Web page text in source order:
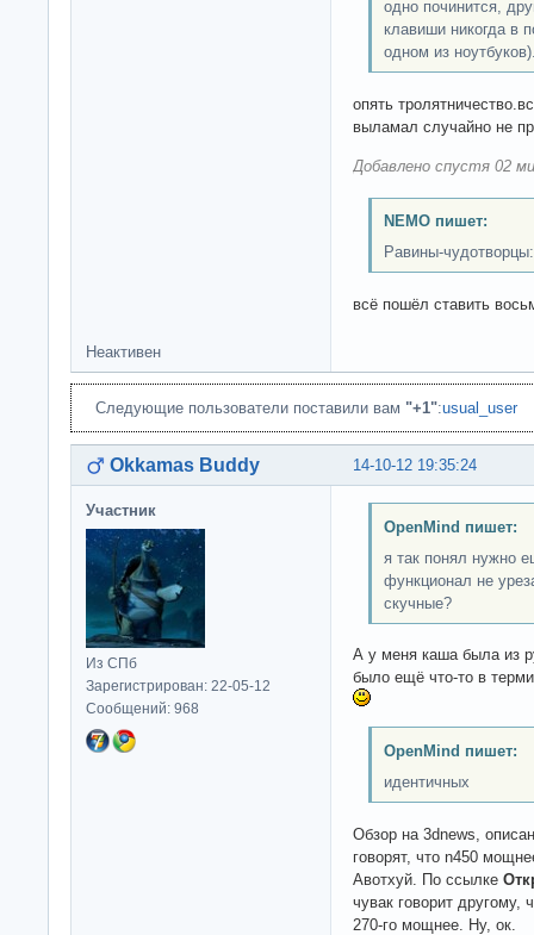
одно починится,
клавиши никогда в
одном из
опять
выламал случайно не
Добавлено спустя 02
NEMO пишет:
Равины-чудотворцы:
всё пошёл ставить
Неактивен
Следующие пользователи поставили вам "+1":usual_user
14-10-12 19:35:24
Okkamas Buddy
Участник
Из СПб
Зарегистрирован: 22-05-12
Сообщений: 968
OpenMind пишет:
я так понял нужно
функционал не
скучные?
А у меня каша была из
было ещё что-то в
OpenMind пишет:
идентичных
Обзор на 3dnews,
говорят, что n450
Авотхуй. По ссылке
чувак говорит другому,
270-го мощнее. Ну, ок.